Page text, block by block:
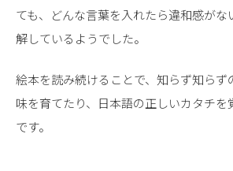
ても、どんな言葉を入れたら違和感が
解しているようでした。
絵本を読み続けることで、知らず知らず
味を育てたり、日本語の正しいカタチを
です。